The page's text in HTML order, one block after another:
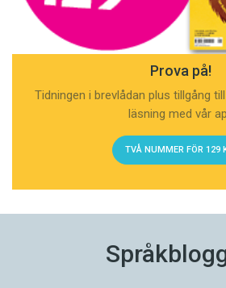
Prova på!
Tidningen i brevlådan plus tillgång
läsning med vår
TVÅ NUMMER FÖR 129